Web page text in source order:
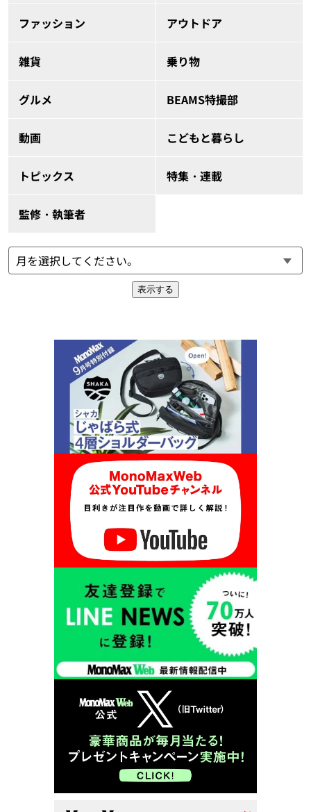
ファッション アウトドア
雑貨 乗り物
グルメ BEAMS特撮部
動画 こどもと暮らし
トピックス 特集・連載
監修・執筆者
表示する